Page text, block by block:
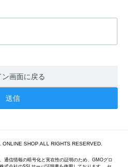
ン画面に戻る
SHOP ALL RIGHTS RESERVED.
通信情報の暗号化と実在性の証明のため、GMOグロ